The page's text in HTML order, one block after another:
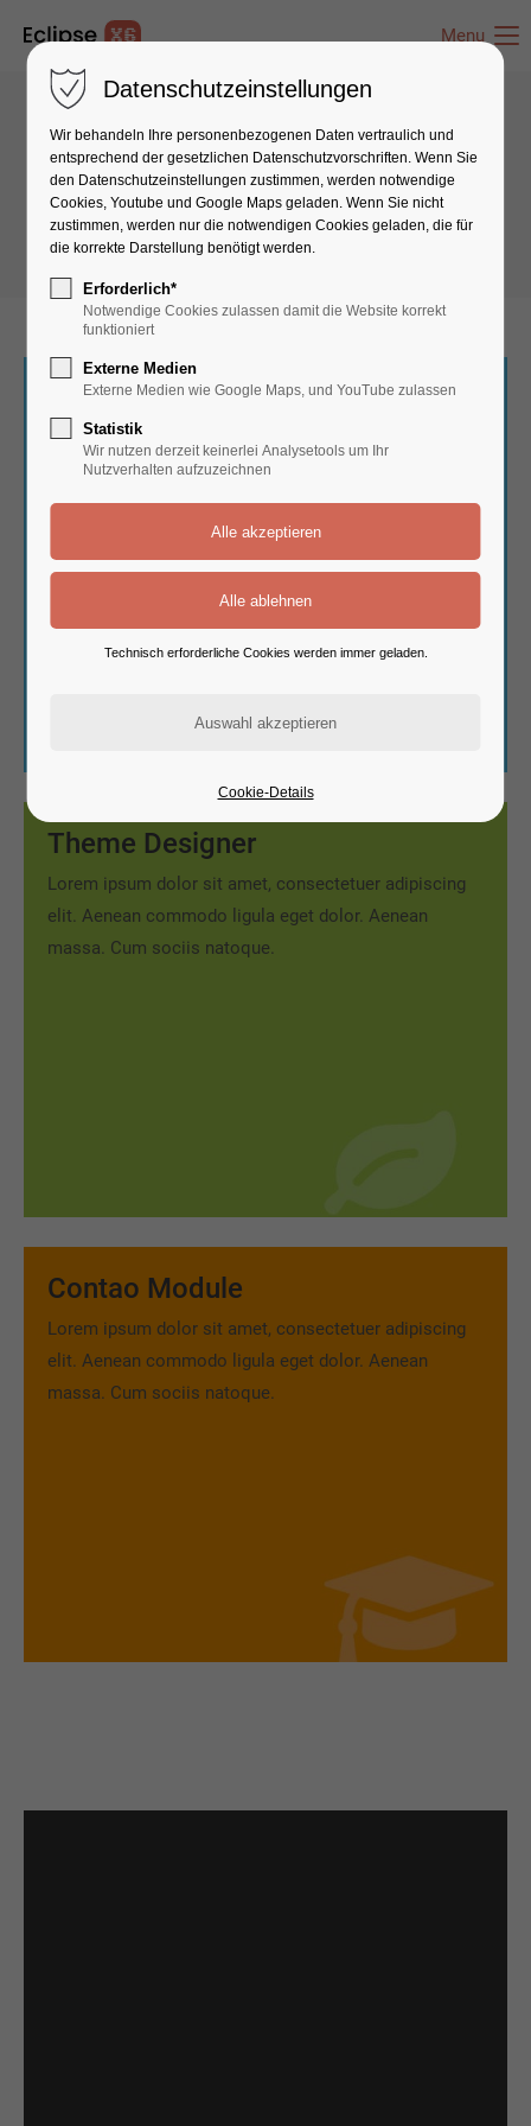
Menu
Boxes & Icons
Imagebox
Responsive
Lorem ipsum dolor sit amet, consectetuer adipiscing
elit. Aenean commodo ligula eget dolor. Aenean
massa. Cum sociis natoque.
Theme Designer
Lorem ipsum dolor sit amet, consectetuer adipiscing
elit. Aenean commodo ligula eget dolor. Aenean
massa. Cum sociis natoque.
Contao Module
Lorem ipsum dolor sit amet, consectetuer adipiscing
elit. Aenean commodo ligula eget dolor. Aenean
massa. Cum sociis natoque.
Datenschutzeinstellungen
Wir behandeln Ihre personenbezogenen Daten vertraulich und
entsprechend der gesetzlichen Datenschutz­vorschriften. Wenn Sie
den Datenschutzeinstellungen zustimmen, werden notwendige
Cookies, Youtube und Google Maps geladen. Wenn Sie nicht
zustimmen, werden nur die notwendigen Cookies geladen, die für
die korrekte Darstellung benötigt werden.
Erforderlich*
Notwendige Cookies zulassen damit die Website korrekt
funktioniert
Externe Medien
Externe Medien wie Google Maps, und YouTube zulassen
Statistik
Wir nutzen derzeit keinerlei Analysetools um Ihr
Nutzverhalten aufzuzeichnen
Technisch erforderliche Cookies werden immer geladen.
Cookie-Details